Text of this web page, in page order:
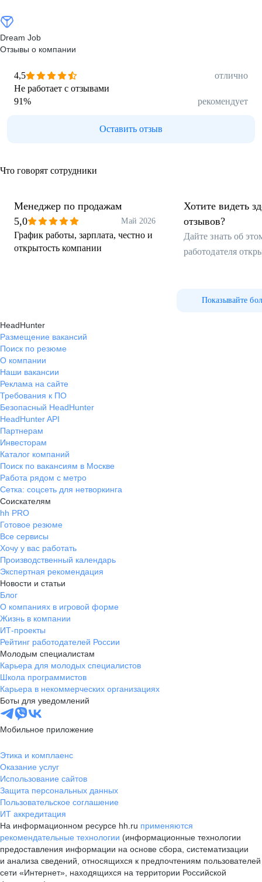
Dream Job
Отзывы о компании
4,5
отлично
Не работает с отзывами
91% рекомендует
Оставить отзыв
Что говорят сотрудники
Менеджер по продажам
5,0
Май 2026
График работы, зарплата, честно и
открытость компании
Хотите видеть
отзывов?
Дайте знать об
работодателя
Показывайте
HeadHunter
Размещение вакансий
Поиск по резюме
О компании
Наши вакансии
Реклама на сайте
Требования к ПО
Безопасный HeadHunter
HeadHunter API
Партнерам
Инвесторам
Каталог компаний
Поиск по вакансиям в Москве
Работа рядом с метро
Сетка: соцсеть для нетворкинга
Соискателям
hh PRO
Готовое резюме
Все сервисы
Хочу у вас работать
Производственный календарь
Экспертная рекомендация
Новости и статьи
Блог
О компаниях в игровой форме
Жизнь в компании
ИТ-проекты
Рейтинг работодателей России
Молодым специалистам
Карьера для молодых специалистов
Школа программистов
Карьера в некоммерческих организациях
Боты для уведомлений
Мобильное приложение
Этика и комплаенс
Оказание услуг
Использование сайтов
Защита персональных данных
Пользовательское соглашение
ИТ аккредитация
На информационном ресурсе hh.ru применяются
рекомендательные технологии (информационные технологии
предоставления информации на основе сбора, систематизации
и анализа сведений, относящихся к предпочтениям пользователей
сети «Интернет», находящихся на территории Российской